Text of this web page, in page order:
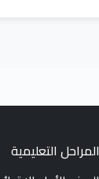
المراحل التعليمية